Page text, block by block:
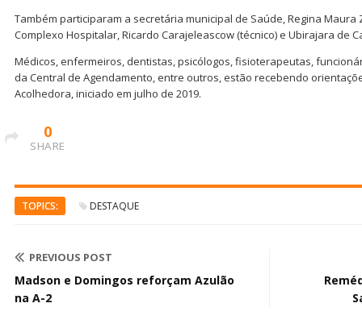
Também participaram a secretária municipal de Saúde, Regina
Complexo Hospitalar, Ricardo Carajeleascow (técnico) e Ubirajara de
Médicos, enfermeiros, dentistas, psicólogos, fisioterapeutas,
da Central de Agendamento, entre outros, estão recebendo
Acolhedora, iniciado em julho de 2019.
0
SHARE
TOPICS: DESTAQUE
PREVIOUS POST
Madson e Domingos reforçam Azulão
na A-2